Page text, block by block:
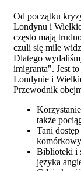
Od początku
Londynu i
często mają
czuli się mile
Dlatego
imigranta". Jest
Londynie i
Przewodnik
także
Tani
Biblioteki i
języka